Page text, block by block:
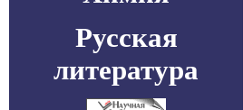
Русская
литература